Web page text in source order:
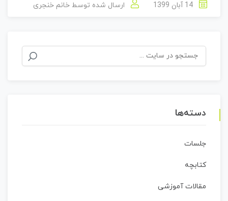
ارسال شده توسط خانم خنجری
جستجو
برای:
دسته‌ها
جلسات
کتابچه
مقالات آموزشی